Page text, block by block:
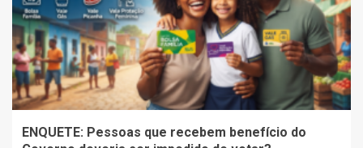
ENQUETE: Pessoas que recebem benefício do